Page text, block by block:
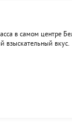
в самом центре
взыскательный вкус.